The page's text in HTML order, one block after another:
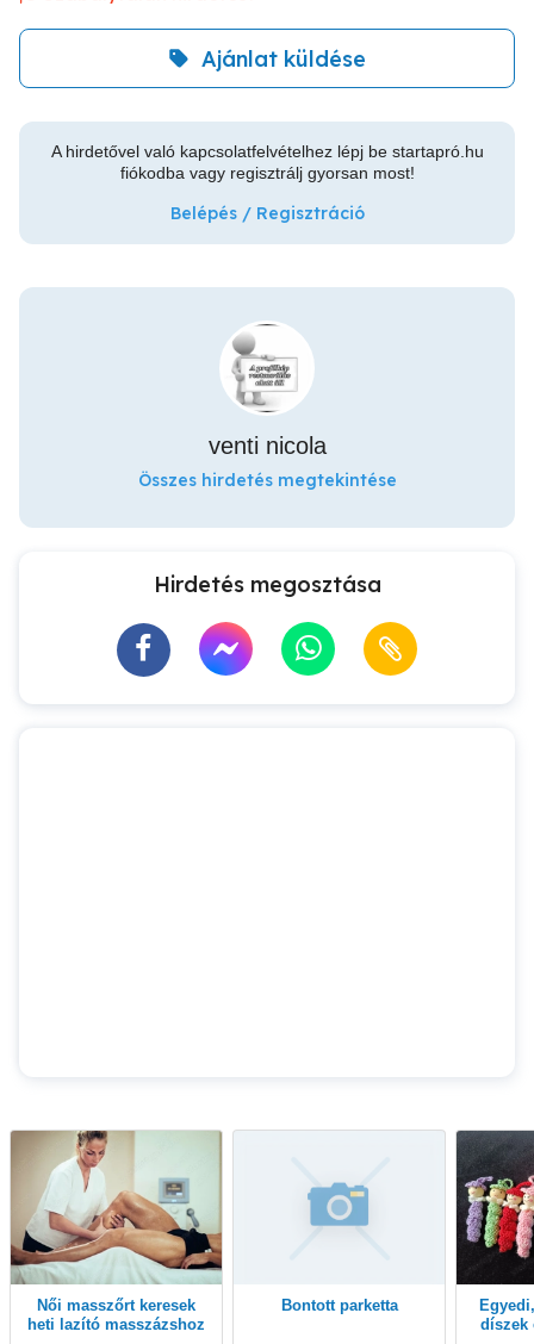
Ajánlat küldése
A hirdetővel való kapcsolatfelvételhez lépj be startapró.hu
fiókodba vagy regisztrálj gyorsan most!
Belépés / Regisztráció
venti nicola
Összes hirdetés megtekintése
Hirdetés megosztása
Női masszőrt keresek
heti lazító masszázshoz
Bontott parketta
Egyedi, kézzel horgolt
díszek